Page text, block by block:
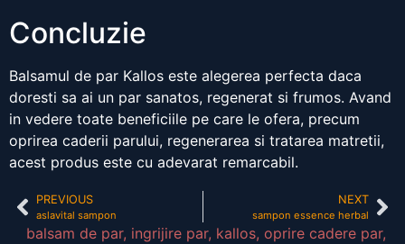
Concluzie
Balsamul de par Kallos este alegerea perfecta daca
doresti sa ai un par sanatos, regenerat si frumos. Avand
in vedere toate beneficiile pe care le ofera, precum
oprirea caderii parului, regenerarea si tratarea matretii,
acest produs este cu adevarat remarcabil.
PREVIOUS
aslavital sampon
NEXT
sampon essence herbal
balsam de par, ingrijire par, kallos, oprire cadere par,